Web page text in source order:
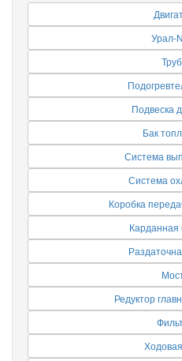
Урал-
Подвеска
Бак
Система
Система
Коробка
Карданная
Редуктор